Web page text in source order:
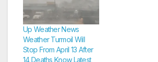
Up Weather News
Weather Turmoil Will
Stop From April 13 After
14 Deaths Know Latest